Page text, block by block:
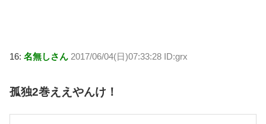
16: 名無しさん 2017/06/04(日)07:33:28 ID:grx
孤独2巻ええやんけ！